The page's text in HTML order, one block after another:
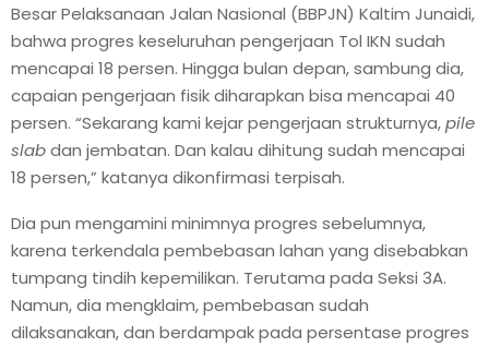
Besar Pelaksanaan Jalan Nasional (BBPJN) Kaltim Junaidi,
bahwa progres keseluruhan pengerjaan Tol IKN sudah
mencapai 18 persen. Hingga bulan depan, sambung dia,
capaian pengerjaan fisik diharapkan bisa mencapai 40
persen. “Sekarang kami kejar pengerjaan strukturnya,pile
slabdan jembatan. Dan kalau dihitung sudah mencapai
18 persen,” katanya dikonfirmasi terpisah.
Dia pun mengamini minimnya progres sebelumnya,
karena terkendala pembebasan lahan yang disebabkan
tumpang tindih kepemilikan. Terutama pada Seksi 3A.
Namun, dia mengklaim, pembebasan sudah
dilaksanakan, dan berdampak pada persentase progres